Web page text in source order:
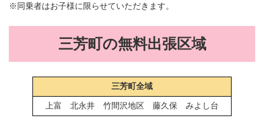
※同乗者はお子様に限らせていただきます。
三芳町の無料出張区域
三芳町全域
上富 北永井 竹間沢地区 藤久保 みよし台